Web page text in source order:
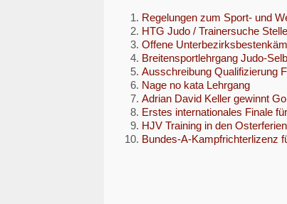
Regelungen zum Sport- und
HTG Judo / Trainersuche
Offene
Breitensportlehrgang Judo-
Ausschreibung Qualifizierung
Nage no kata Lehrgang
Adrian David Keller gewinnt
Erstes internationales Finale
HJV Training in den
Bundes-A-Kampfrichterlizenz